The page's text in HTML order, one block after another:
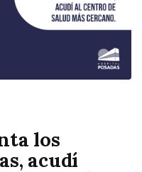
los
acudí